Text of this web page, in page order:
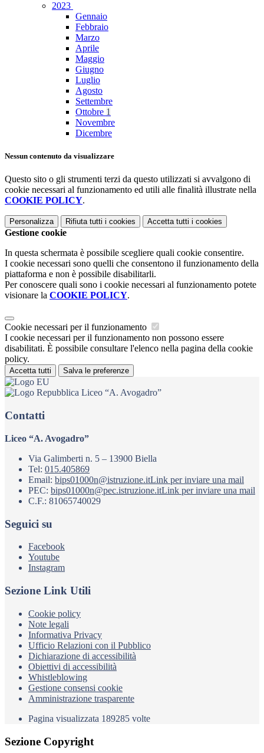
2023
Gennaio
Febbraio
Marzo
Aprile
Maggio
Giugno
Luglio
Agosto
Settembre
Ottobre 1
Novembre
Dicembre
Nessun contenuto da visualizzare
Questo sito o gli strumenti terzi da questo utilizzati si avvalgono di
cookie necessari al funzionamento ed utili alle finalità illustrate nella
COOKIE POLICY.
Personalizza Rifiuta tutti i cookies Accetta tutti i cookies
Gestione cookie
In questa schermata è possibile scegliere quali cookie consentire.
I cookie necessari sono quelli che consentono il funzionamento della
piattaforma e non è possibile disabilitarli.
Per conoscere quali sono i cookie necessari al funzionamento potete
visionare la COOKIE POLICY.
Cookie necessari per il funzionamento
I cookie necessari per il funzionamento non possono essere
disabilitati. È possibile consultare l'elenco nella pagina della cookie
policy.
Accetta tutti Salva le preferenze
Liceo “A. Avogadro”
Contatti
Liceo “A. Avogadro”
Via Galimberti n. 5 – 13900 Biella
Tel: 015.405869
Email: bips01000n@istruzione.itLink per inviare una mail
PEC: bips01000n@pec.istruzione.itLink per inviare una mail
C.F.: 81065740029
Seguici su
Facebook
Youtube
Instagram
Sezione Link Utili
Cookie policy
Note legali
Informativa Privacy
Ufficio Relazioni con il Pubblico
Dichiarazione di accessibilità
Obiettivi di accessibilità
Whistleblowing
Gestione consensi cookie
Amministrazione trasparente
Pagina visualizzata 189285 volte
Sezione Copyright